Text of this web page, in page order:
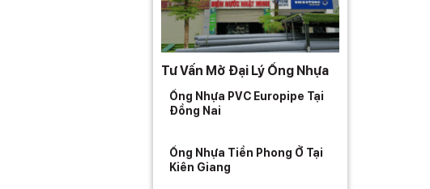
Tư Vấn Mở Đại Lý Ống Nhựa
Ống Nhựa PVC Europipe Tại
Đồng Nai
Ống Nhựa Tiền Phong Ở Tại
Kiên Giang